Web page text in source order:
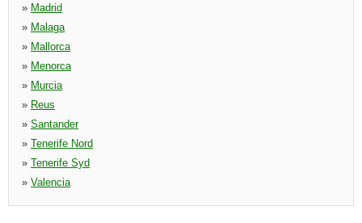
» Madrid
» Malaga
» Mallorca
» Menorca
» Murcia
» Reus
» Santander
» Tenerife Nord
» Tenerife Syd
» Valencia